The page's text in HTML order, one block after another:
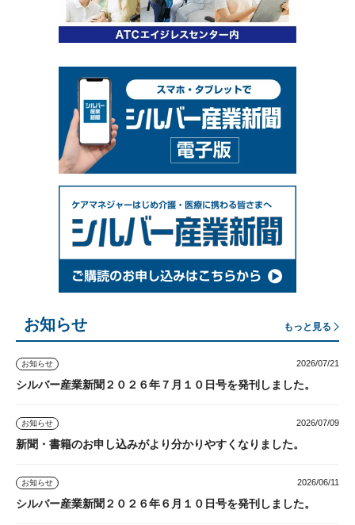
お知らせ もっと見る
お知らせ 2026/07/21
シルバー産業新聞２０２６年７月１０日号を発刊しました。
お知らせ 2026/07/09
新聞・書籍のお申し込みがより分かりやすくなりました。
お知らせ 2026/06/11
シルバー産業新聞２０２６年６月１０日号を発刊しました。